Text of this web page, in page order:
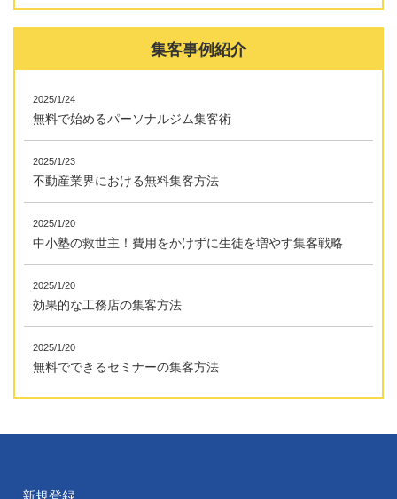
集客事例紹介
2025/1/24
無料で始めるパーソナルジム集客術
2025/1/23
不動産業界における無料集客方法
2025/1/20
中小塾の救世主！費用をかけずに生徒を増やす集客戦略
2025/1/20
効果的な工務店の集客方法
2025/1/20
無料でできるセミナーの集客方法
新規登録